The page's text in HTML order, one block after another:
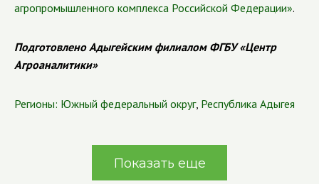
агропромышленного комплекса Российской Федерации».
Подготовлено Адыгейским филиалом ФГБУ «Центр
Агроаналитики»
Регионы: Южный федеральный округ, Республика Адыгея
Показать еще